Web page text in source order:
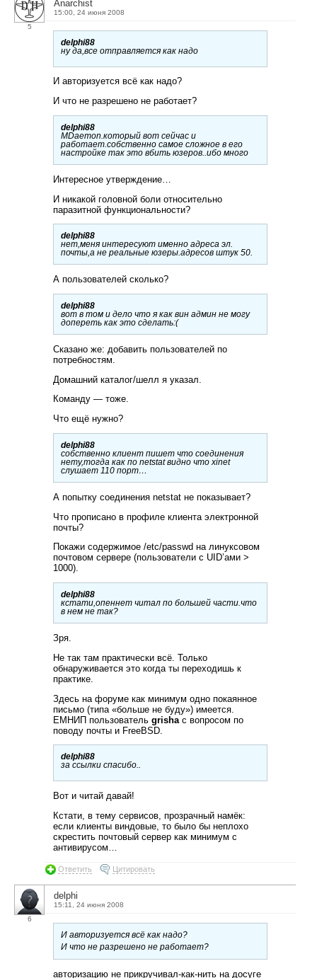
5
Anarchist
15:00, 24 июня 2008
delphi88
ну да,все отправляется как надо
И авторизуется всё как надо?
И что не разрешено не работает?
delphi88
MDaemon.который вот сейчас и
работает.собственно самое сложное в его
настройке так это вбить юзеров..ибо много
Интересное утверждение…
И никакой головной боли относительно
паразитной функциональности?
delphi88
нет,меня интересуют именно адреса эл.
почты,а не реальные юзеры.адресов штук 50.
А пользователей сколько?
delphi88
вот в том и дело что я как вин админ не могу
допереть как это сделать:(
Сказано же: добавить пользователей по
потребностям.
Домашний каталог/шелл я указал.
Команду — тоже.
Что ещё нужно?
delphi88
собственно клиент пишет что соединения
нету,тогда как по netstat видно что xinet
слушает 110 порт…
А попытку соединения netstat не показывает?
Что прописано в профиле клиента электронной
почты?
Покажи содержимое /etc/passwd на линуксовом
почтовом сервере (пользователи с UID’ами >
1000).
delphi88
кстати,опеннет читал по большей части.что
в нем не так?
Зря.
Не так там практически всё. Только
обнаруживается это когда ты переходишь к
практике.
Здесь на форуме как минимум одно покаянное
письмо (типа «больше не буду») имеется.
ЕМНИП пользователь grisha с вопросом по
поводу почты и FreeBSD.
delphi88
за ссылки спасибо..
Вот и читай давай!
Кстати, в тему сервисов, прозрачный намёк:
если клиенты виндовые, то было бы неплохо
скрестить почтовый сервер как минимум с
антивирусом…
Ответить Цитировать
6
delphi
15:11, 24 июня 2008
И авторизуется всё как надо?
И что не разрешено не работает?
авторизацию не прикручивал-как-нить на досуге